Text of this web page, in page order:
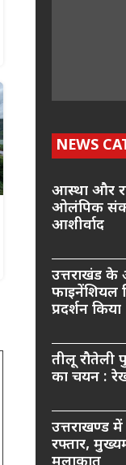
NEWS
आस्था और
ओलंपिक
आशीर्वाद
उत्तराखंड के
फाइनेंशियल
प्रदर्शन किया
तीलू रौतेली
का चयन :
उत्तराखण्ड
रफ्तार,